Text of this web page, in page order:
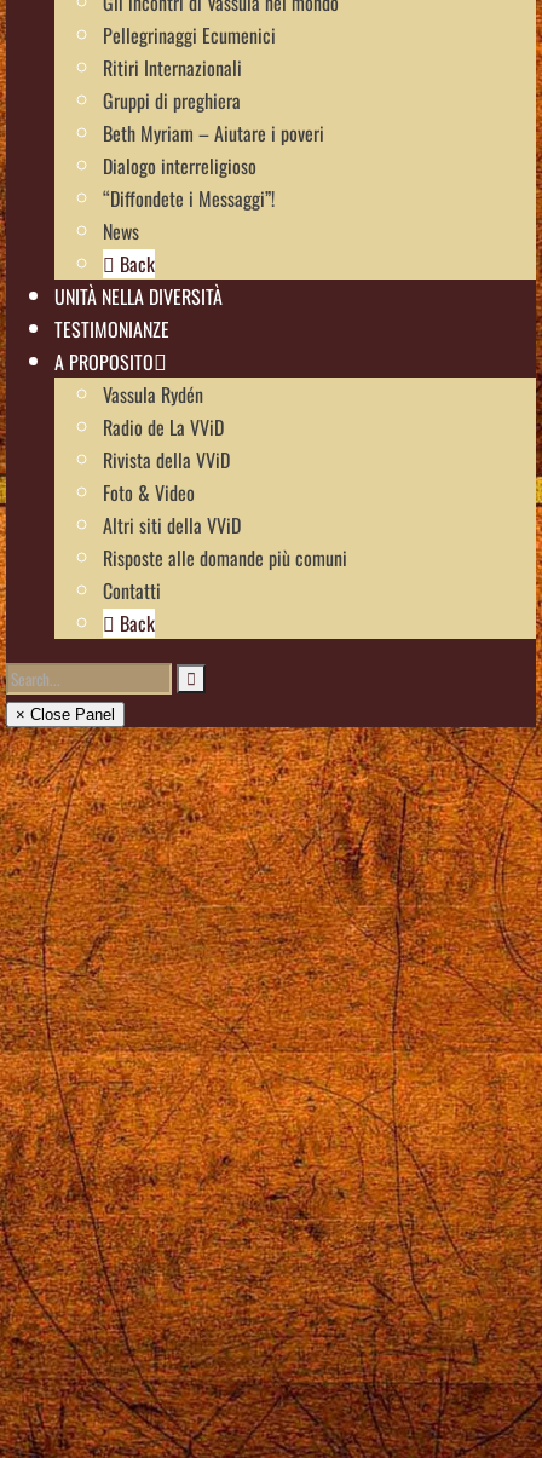
Pellegrinaggi Ecumenici
Ritiri Internazionali
Gruppi di preghiera
Beth Myriam – Aiutare i poveri
Dialogo interreligioso
“Diffondete i Messaggi”!
News
Back
UNITÀ NELLA DIVERSITÀ
TESTIMONIANZE
A PROPOSITO
Vassula Rydén
Radio de La VViD
Rivista della VViD
Foto & Video
Altri siti della VViD
Risposte alle domande più comuni
Contatti
Back
× Close Panel